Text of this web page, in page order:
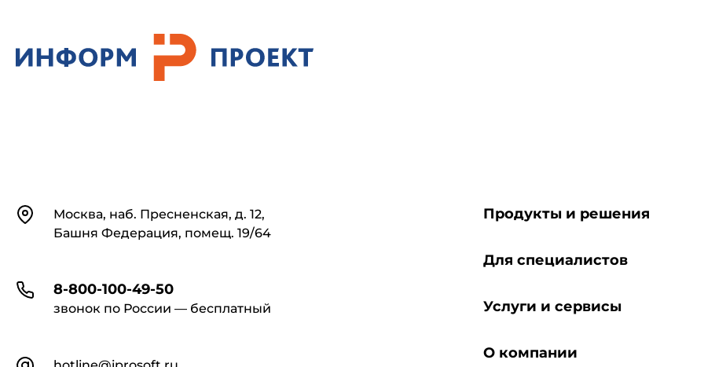
КонтактыМосква, наб. Пресненская, д. 12,
Башня Федерация, помещ. 19/64
8-800-100-49-50
звонок по России — бесплатный
Продукты и решения
Для специалистов
Услуги и сервисы
О компании